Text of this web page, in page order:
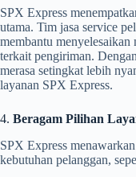
SPX Express
utama. Tim jasa service
membantu menyelesaikan
terkait pengiriman.
merasa setingkat lebih
layanan SPX Express.
4. Beragam Pilihan
SPX Express
kebutuhan pelanggan,